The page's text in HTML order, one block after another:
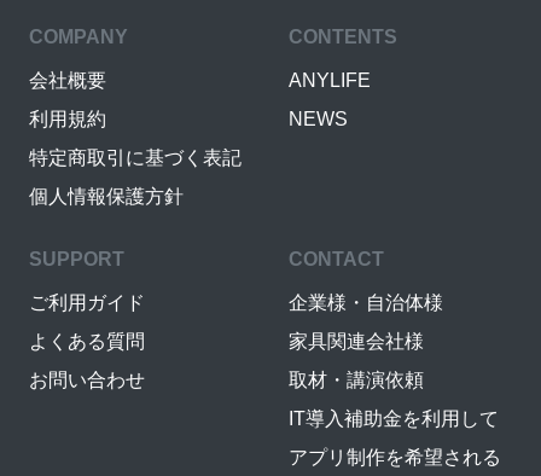
COMPANY
会社概要
利用規約
特定商取引に基づく表記
個人情報保護方針
CONTENTS
ANYLIFE
NEWS
SUPPORT
ご利用ガイド
よくある質問
お問い合わせ
CONTACT
企業様・自治体様
家具関連会社様
取材・講演依頼
IT導入補助金を利用して
アプリ制作を希望される